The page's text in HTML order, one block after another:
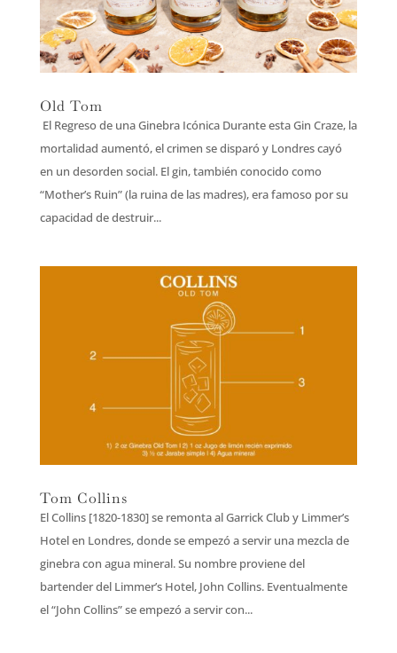
Old Tom
El Regreso de una Ginebra Icónica Durante esta Gin Craze, la
mortalidad aumentó, el crimen se disparó y Londres cayó
en un desorden social. El gin, también conocido como
“Mother’s Ruin” (la ruina de las madres), era famoso por su
capacidad de destruir...
Tom Collins
El Collins [1820-1830] se remonta al Garrick Club y Limmer’s
Hotel en Londres, donde se empezó a servir una mezcla de
ginebra con agua mineral. Su nombre proviene del
bartender del Limmer’s Hotel, John Collins. Eventualmente
el “John Collins” se empezó a servir con...